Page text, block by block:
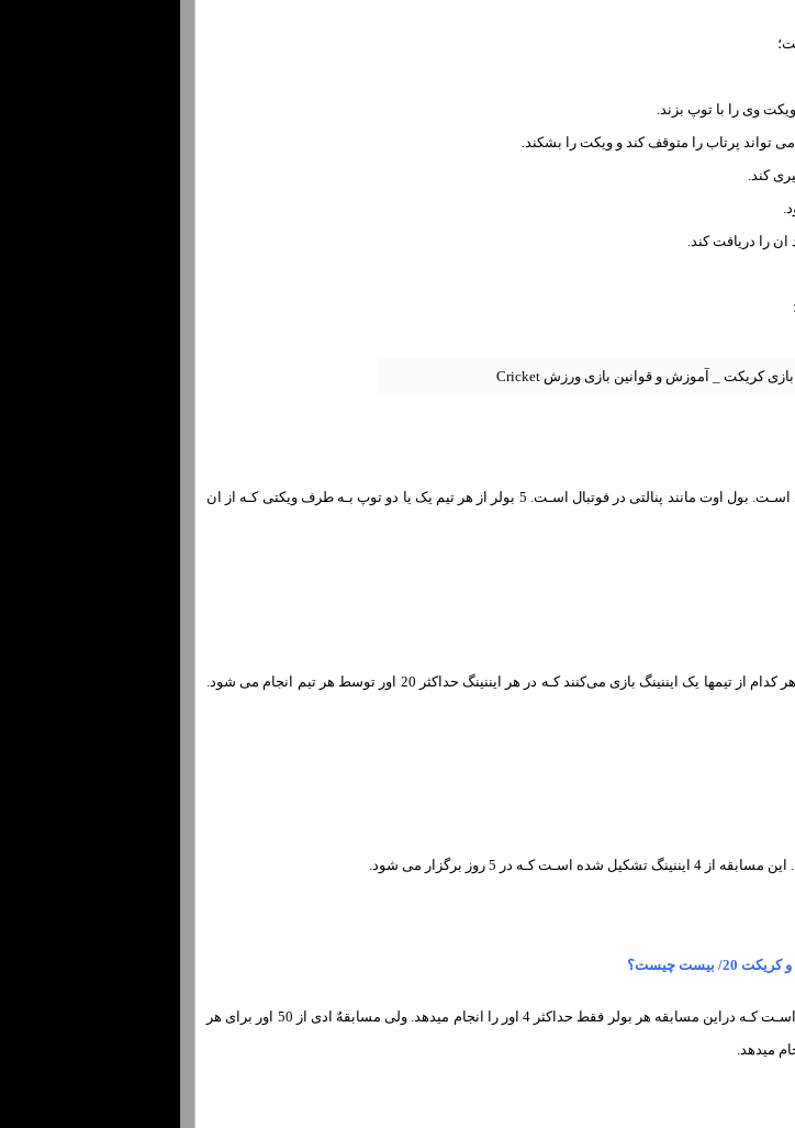
وی را با توپ بزند.
تواند پرتاب را متوقف کند و ویکت را بشکند.
کند.
را دریافت کند.
بول اوت زمانی انجام می شود کـه نتیجهٌ بازی مساوی اسـت. بول اوت مانند پنالتی در فوتبال اسـت. 5 بولر از هر تیم یک یا دو توپ بـه طرف ویکتی کـه از ان
شکل سادهٌ بازی کریکت اسـت. در کریکت 20/بیست هر کدام از تیمها یک ایننینگ بازی می‌کنند کـه در هر ایننینگ حداکثر 20 اور توسط هر تیم انجام می شود.
در 5 روز برگزار می شود.
کریکت 20/بیست از 20 اور برای هر تیم تشکیل شده اسـت کـه دراین مسابقه هر بولر فقط حداکثر 4 اور را انجام میدهد. ولی مسابقهٌ ادی از 50 اور برای هر